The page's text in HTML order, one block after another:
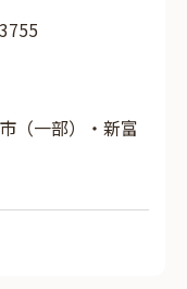
（一部）・新富